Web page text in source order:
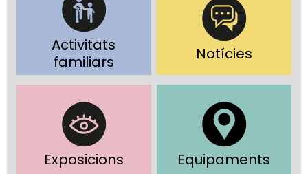
Activitats
familiars
Notícies
Exposicions Equipaments